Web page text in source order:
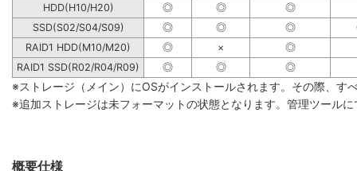
HDD(H10/H20) ◎ ◎
◎
SSD(S02/S04/S09)
◎ ◎ ◎
RAID1 HDD(M10/M20)
◎ ×
◎
RAID1 SSD(R02/R04/R09)
◎ ◎ ◎
※ストレージ（メイン）にOSがインストールされます。その際、す
※追加ストレージは未フォーマットの状態となります。管理ツール
概要仕様